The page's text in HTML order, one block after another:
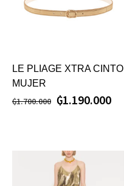
LE PLIAGE XTRA CINTO
MUJER
₲1.700.000 ₲1.190.000